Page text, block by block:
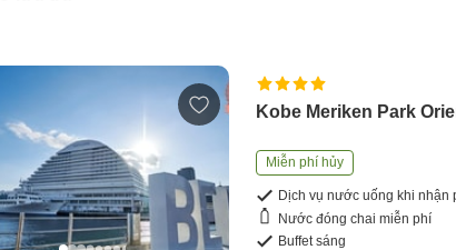
Kobe Meriken Park
Miễn phí hủy
Dịch vụ nước uống khi nhận
Nước đóng chai miễn phí
Buffet sáng